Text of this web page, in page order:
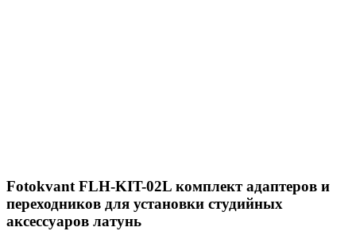
Fotokvant FLH-KIT-02L комплект адаптеров и
переходников для установки студийных
аксессуаров латунь